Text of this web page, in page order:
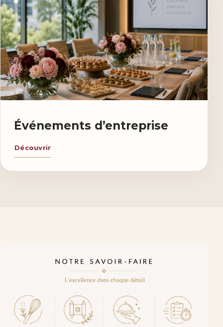
Événements d’entreprise
Découvrir